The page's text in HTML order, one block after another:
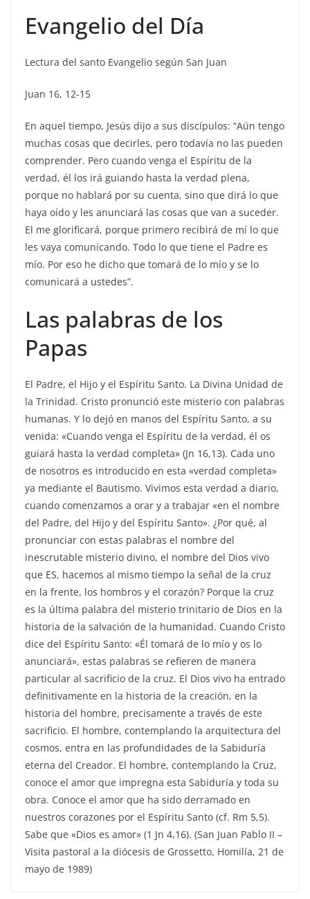
Evangelio del Día
Lectura del santo Evangelio según San Juan
Juan 16, 12-15
En aquel tiempo, Jesús dijo a sus discípulos: “Aún tengo
muchas cosas que decirles, pero todavía no las pueden
comprender. Pero cuando venga el Espíritu de la
verdad, él los irá guiando hasta la verdad plena,
porque no hablará por su cuenta, sino que dirá lo que
haya oído y les anunciará las cosas que van a suceder.
El me glorificará, porque primero recibirá de mí lo que
les vaya comunicando. Todo lo que tiene el Padre es
mío. Por eso he dicho que tomará de lo mío y se lo
comunicará a ustedes”.
Las palabras de los
Papas
El Padre, el Hijo y el Espíritu Santo. La Divina Unidad de
la Trinidad. Cristo pronunció este misterio con palabras
humanas. Y lo dejó en manos del Espíritu Santo, a su
venida: «Cuando venga el Espíritu de la verdad, él os
guiará hasta la verdad completa» (Jn 16,13). Cada uno
de nosotros es introducido en esta «verdad completa»
ya mediante el Bautismo. Vivimos esta verdad a diario,
cuando comenzamos a orar y a trabajar «en el nombre
del Padre, del Hijo y del Espíritu Santo». ¿Por qué, al
pronunciar con estas palabras el nombre del
inescrutable misterio divino, el nombre del Dios vivo
que ES, hacemos al mismo tiempo la señal de la cruz
en la frente, los hombros y el corazón? Porque la cruz
es la última palabra del misterio trinitario de Dios en la
historia de la salvación de la humanidad. Cuando Cristo
dice del Espíritu Santo: «Él tomará de lo mío y os lo
anunciará», estas palabras se refieren de manera
particular al sacrificio de la cruz. El Dios vivo ha entrado
definitivamente en la historia de la creación, en la
historia del hombre, precisamente a través de este
sacrificio. El hombre, contemplando la arquitectura del
cosmos, entra en las profundidades de la Sabiduría
eterna del Creador. El hombre, contemplando la Cruz,
conoce el amor que impregna esta Sabiduría y toda su
obra. Conoce el amor que ha sido derramado en
nuestros corazones por el Espíritu Santo (cf. Rm 5,5).
Sabe que «Dios es amor» (1 Jn 4,16). (San Juan Pablo II –
Visita pastoral a la diócesis de Grossetto, Homilía, 21 de
mayo de 1989)